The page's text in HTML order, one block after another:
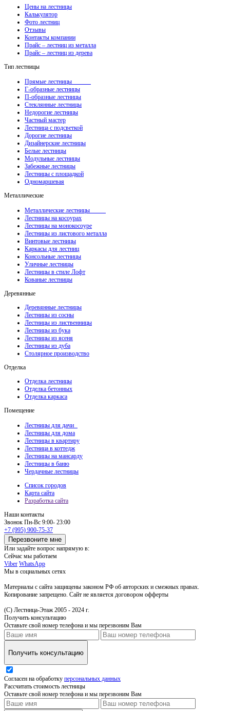
Цены на лестницы
Калькулятор
Фото лестниц
Отзывы
Контакты компании
Прайс – лестниц из металла
Прайс – лестниц из дерева
Тип лестницы
Прямые лестницы
Г-образные лестницы
П-образные лестницы
Стеклянные лестницы
Недорогие лестницы
Частный мастер
Лестница с подсветкой
Дорогие лестницы
Дизайнерские лестницы
Белые лестницы
Модульные лестницы
Забежные лестницы
Лестницы с площадкой
Одномаршевая
Металлические
Металлические лестницы
Лестницы на косоурах
Лестницы на монокосоуре
Лестницы из листового металла
Винтовые лестницы
Каркасы для лестниц
Консольные лестницы
Уличные лестницы
Лестницы в стиле Лофт
Кованые лестницы
Деревянные
Деревянные лестницы
Лестницы из сосны
Лестницы из лиственницы
Лестницы из бука
Лестницы из ясеня
Лестницы из дуба
Столярное производство
Отделка
Отделка лестницы
Отделка бетонных
Отделка каркаса
Помещение
Лестницы для дачи
Лестницы для дома
Лестницы в квартиру
Лестница в коттедж
Лестницы на мансарду
Лестницы в баню
Чердачные лестницы
Список городов
Карта сайта
Разработка сайта
Наши контакты
Звонок Пн-Вс 9:00- 23:00
+7 (995) 900-75-37
Перезвоните мне
Или задайте вопрос напрямую в:
Сейчас мы работаем
Viber WhatsApp
Мы в социальных сетях
Материалы с сайта защищены законом РФ об авторских и смежных правах.
Копирование запрещено. Сайт не является договором офферты
(С) Лестница-Этаж 2005 - 2024 г.
Получить консультацию
Оставьте свой номер телефона и мы перезвоним Вам
Получить консультацию
Согласен на обработку персональных данных
Рассчитать стоимость лестницы
Оставьте свой номер телефона и мы перезвоним Вам